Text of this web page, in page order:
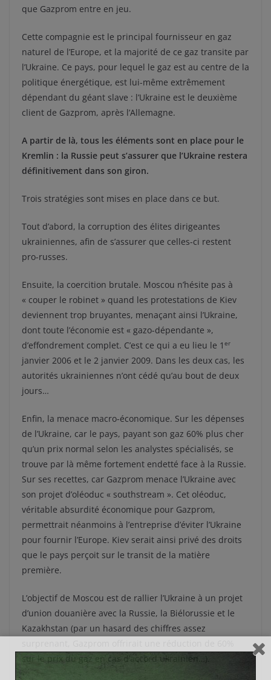
que Gazprom entre en jeu.
Cette compagnie est le principal fournisseur en gaz
naturel de l’Europe, et la majorité de ce gaz transite par
l’Ukraine. Ce pays, pour lequel le gaz est au centre de la
politique énergétique, est lui-même extrêmement
dépendant du géant slave : l’Ukraine est le deuxième
client de Gazprom, après l’Allemagne.
A partir de là, tous les éléments sont en place pour le
Kremlin : la Russie peut s’assurer que l’Ukraine restera
définitivement dans son giron.
Trois stratégies sont mises en place dans ce but.
Tout d’abord, la corruption des élites dirigeantes
ukrainiennes, afin de s’assurer que celles-ci restent
pro-russes.
Ensuite, la coercition brutale. Moscou n’hésite pas à
« couper le robinet » quand les protestations de Kiev
deviennent trop bruyantes, menaçant ainsi l’Ukraine,
dont toute l’économie est « gazo-dépendante »,
d’effondrement complet. C’est ce qui a eu lieu le 1 er
janvier 2006 et le 2 janvier 2009. Dans les deux cas, les
autorités ukrainiennes n’ont cédé qu’au bout de deux
jours…
Enfin, la menace macro-économique. Sur les dépenses
de l’Ukraine, car le pays, payant son gaz 60% plus cher
qu’un prix normal selon les analystes spécialisés, se
trouve par là même fortement endetté face à la Russie.
Sur ses recettes, car Gazprom menace l’Ukraine avec
son projet d’oléoduc « southstream ». Cet oléoduc,
véritable absurdité économique pour Gazprom,
permettrait néanmoins à l’entreprise d’éviter l’Ukraine
pour fournir l’Europe. Kiev serait ainsi privé des droits
que le pays perçoit sur le transit de la matière
première.
L’objectif de Moscou est de rallier l’Ukraine à un projet
d’union douanière avec la Russie, la Biélorussie et le
Kazakhstan (par un hasard des chiffres assez
sur le prix du gaz en cas d’accord ukrainien…).